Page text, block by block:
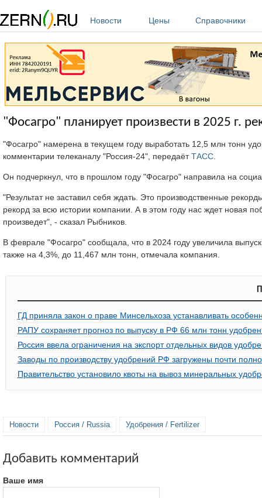
Новости
Цены Справочники
"Фосагро" планирует произвести в 2025 г.
"Фосагро" намерена в текущем году выработать 12,5 млн тонн
комментарии телеканалу "Россия-24", передаётТАСС
Он подчеркнул, что в прошлом году "Фосагро" направила на
"Результат не заставил себя ждать. Это производственные
рекорд за всю истории компании. А в этом году нас ждет новая
произведет", - сказал Рыбников.
В феврале "Фосагро" сообщала, что в 2024 году увеличила
также на 4,3%, до 11,467 млн тонн, отмечала компания.
ГД приняла закон о праве Минсельхоза устанавливать
РАПУ сохраняет прогноз по выпуску в РФ 66 млн тонн
Россия ввела ограничения на экспорт отдельных видов
Заводы по производству удобрений РФ загружены почти
Правительство установило квоты на вывоз минеральных
Новости Россия / Russia Удобрения / Fertilizer
Добавить комментарий
Ваше имя